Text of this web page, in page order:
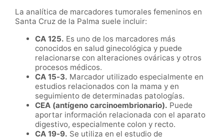
La analítica de marcadores tumorales femeninos en
Santa Cruz de la Palma suele incluir:
CA 125. Es uno de los marcadores más
conocidos en salud ginecológica y puede
relacionarse con alteraciones ováricas y otros
procesos médicos.
CA 15-3. Marcador utilizado especialmente en
estudios relacionados con la mama y en
seguimiento de determinadas patologías.
CEA (antígeno carcinoembrionario). Puede
aportar información relacionada con el aparato
digestivo, especialmente colon y recto.
CA 19-9. Se utiliza en el estudio de